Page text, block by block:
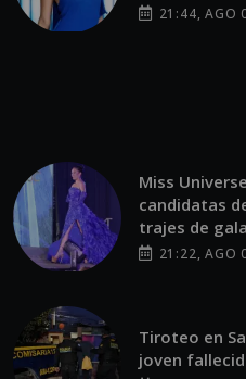
21:44, AGO
Miss
candidatas
trajes de gala
21:22, AGO
Tiroteo en
joven